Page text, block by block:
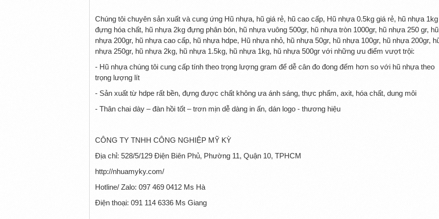
Chúng tôi chuyên sản xuất và cung ứng Hũ nhựa, hũ giá rẻ, hũ cao cấp, Hũ nhựa 0.5kg giá rẻ, hũ nhựa 1kg
đựng hóa chất, hũ nhựa 2kg đựng phân bón, hũ nhựa vuông 500gr, hũ nhựa tròn 1000gr, hũ nhựa 250 gr, hũ
nhựa 200gr, hũ nhựa cao cấp, hũ nhựa hdpe, Hũ nhựa nhỏ, hũ nhựa 50gr, hũ nhựa 100gr, hũ nhựa 200gr,
nhựa 250gr, hũ nhựa 2kg, hũ nhựa 1.5kg, hũ nhựa 1kg, hũ nhựa 500gr với những ưu điểm vượt trội:
- Hũ nhựa chúng tôi cung cấp tính theo trọng lượng gram để dễ cân đo đong đếm hơn so với hũ nhựa theo
trọng lượng lít
- Sản xuất từ hdpe rất bền, đựng được chất không ưa ánh sáng, thực phẩm, axit, hóa chất, dung môi
- Thân chai dày – đàn hồi tốt – trơn mịn dễ dàng in ấn, dán logo - thương hiệu
CÔNG TY TNHH CÔNG NGHIỆP MỸ KỲ
Địa chỉ: 528/5/129 Điện Biên Phủ, Phường 11, Quận 10, TPHCM
http://nhuamyky.com/
Hotline/ Zalo: 097 469 0412 Ms Hà
Điện thoại: 091 114 6336 Ms Giang